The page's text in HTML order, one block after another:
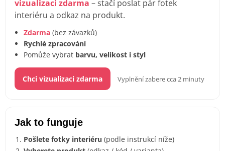
vizualizaci zdarma – stačí poslat pár fotek
interiéru a odkaz na produkt.
Zdarma (bez závazků)
Rychlé zpracování
Pomůže vybrat barvu, velikost i styl
Chci vizualizaci zdarma Vyplnění zabere cca 2 minuty
Jak to funguje
Pošlete fotky interiéru (podle instrukcí níže)